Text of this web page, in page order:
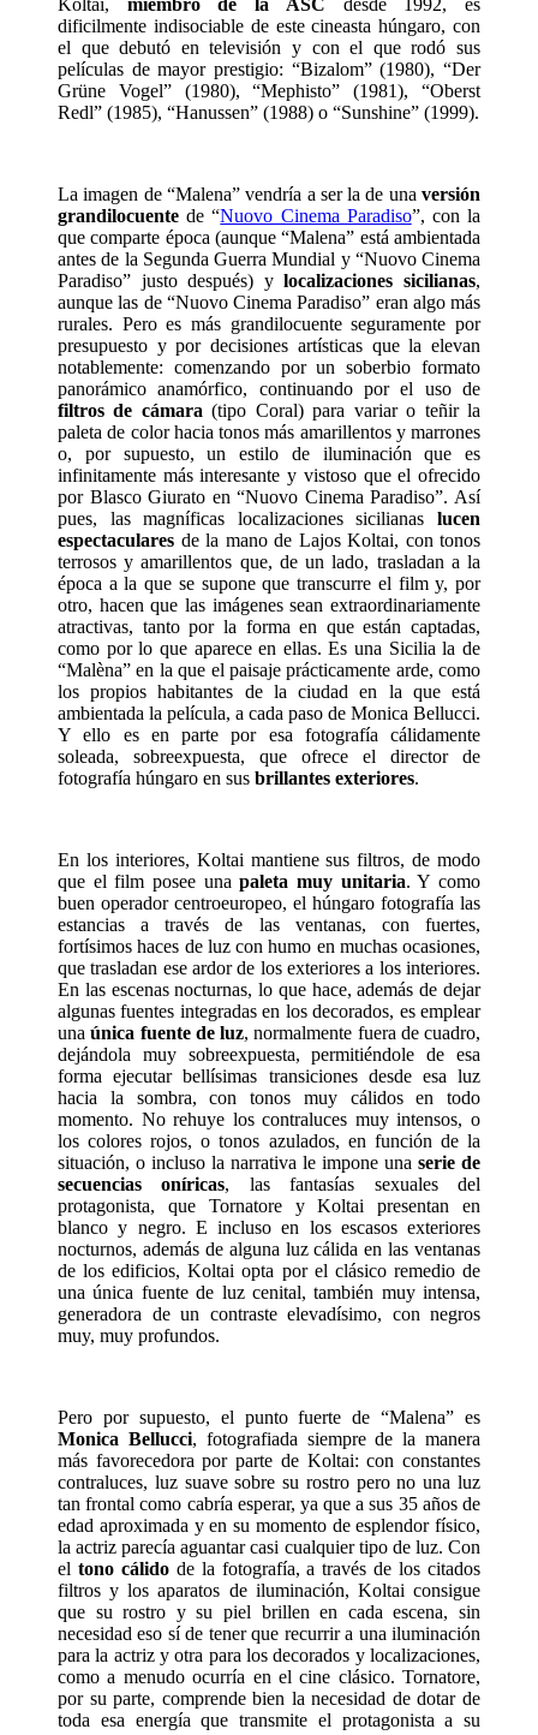
Koltai, miembro de la ASC desde 1992, es
dificilmente indisociable de este cineasta húngaro, con
el que debutó en televisión y con el que rodó sus
películas de mayor prestigio: “Bizalom” (1980), “Der
Grüne Vogel” (1980), “Mephisto” (1981), “Oberst
Redl” (1985), “Hanussen” (1988) o “Sunshine” (1999).
La imagen de “Malena” vendría a ser la de una versión
grandilocuente de “Nuovo Cinema Paradiso”, con la
que comparte época (aunque “Malena” está ambientada
antes de la Segunda Guerra Mundial y “Nuovo Cinema
Paradiso” justo después) ylocalizaciones sicilianas,
aunque las de “Nuovo Cinema Paradiso” eran algo más
rurales. Pero es más grandilocuente seguramente por
presupuesto y por decisiones artísticas que la elevan
notablemente: comenzando por un soberbio formato
panorámico anamórfico, continuando por el uso de
filtros de cámara (tipo Coral) para variar o teñir la
paleta de color hacia tonos más amarillentos y marrones
o, por supuesto, un estilo de iluminación que es
infinitamente más interesante y vistoso que el ofrecido
por Blasco Giurato en “Nuovo Cinema Paradiso”. Así
pues, las magníficas localizaciones sicilianas lucen
espectaculares de la mano de Lajos Koltai, con tonos
terrosos y amarillentos que, de un lado, trasladan a la
época a la que se supone que transcurre el film y, por
otro, hacen que las imágenes sean extraordinariamente
atractivas, tanto por la forma en que están captadas,
como por lo que aparece en ellas. Es una Sicilia la de
“Malèna” en la que el paisaje prácticamente arde, como
los propios habitantes de la ciudad en la que está
ambientada la película, a cada paso de Monica Bellucci.
Y ello es en parte por esa fotografía cálidamente
soleada, sobreexpuesta, que ofrece el director de
fotografía húngaro en sus brillantes exteriores.
En los interiores, Koltai mantiene sus filtros, de modo
que el film posee unapaleta muy unitaria. Y como
buen operador centroeuropeo, el húngaro fotografía las
estancias a través de las ventanas, con fuertes,
fortísimos haces de luz con humo en muchas ocasiones,
que trasladan ese ardor de los exteriores a los interiores.
En las escenas nocturnas, lo que hace, además de dejar
algunas fuentes integradas en los decorados, es emplear
unaúnica fuente de luz, normalmente fuera de cuadro,
dejándola muy sobreexpuesta, permitiéndole de esa
forma ejecutar bellísimas transiciones desde esa luz
hacia la sombra, con tonos muy cálidos en todo
momento. No rehuye los contraluces muy intensos, o
los colores rojos, o tonos azulados, en función de la
situación, o incluso la narrativa le impone una serie de
secuencias oníricas, las fantasías sexuales del
protagonista, que Tornatore y Koltai presentan en
blanco y negro. E incluso en los escasos exteriores
nocturnos, además de alguna luz cálida en las ventanas
de los edificios, Koltai opta por el clásico remedio de
una única fuente de luz cenital, también muy intensa,
generadora de un contraste elevadísimo, con negros
muy, muy profundos.
Pero por supuesto, el punto fuerte de “Malena” es
Monica Bellucci, fotografiada siempre de la manera
más favorecedora por parte de Koltai: con constantes
contraluces, luz suave sobre su rostro pero no una luz
tan frontal como cabría esperar, ya que a sus 35 años de
edad aproximada y en su momento de esplendor físico,
la actriz parecía aguantar casi cualquier tipo de luz. Con
el tono cálidode la fotografía, a través de los citados
filtros y los aparatos de iluminación, Koltai consigue
que su rostro y su piel brillen en cada escena, sin
necesidad eso sí de tener que recurrir a una iluminación
para la actriz y otra para los decorados y localizaciones,
como a menudo ocurría en el cine clásico. Tornatore,
por su parte, comprende bien la necesidad de dotar de
toda esa energía que transmite el protagonista a su